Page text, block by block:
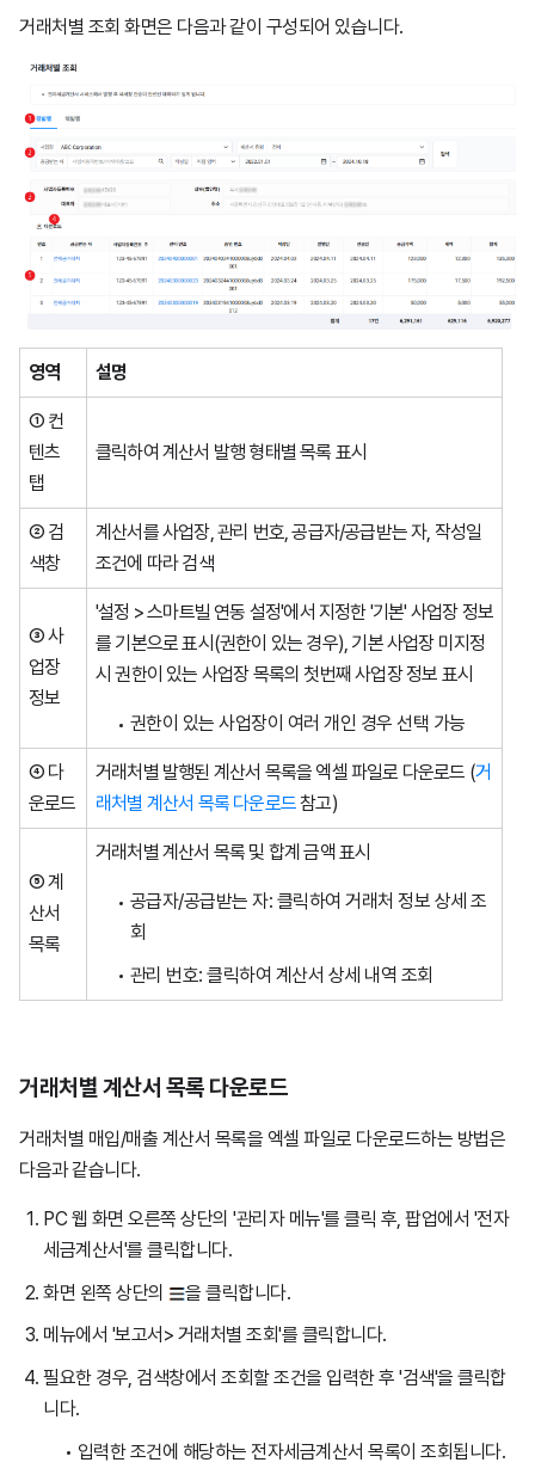
거래처별 조회 화면은 다음과 같이 구성되어 있습니다.
영역 설명
① 컨
텐츠
탭
클릭하여 계산서 발행 형태별 목록 표시
② 검
색창
계산서를 사업장, 관리 번호, 공급자/공급받는 자, 작성일
조건에 따라 검색
③ 사
업장
정보
'설정 > 스마트빌 연동 설정'에서 지정한 '기본' 사업장 정보
를 기본으로 표시(권한이 있는 경우), 기본 사업장 미지정
시 권한이 있는 사업장 목록의 첫번째 사업장 정보 표시
권한이 있는 사업장이 여러 개인 경우 선택 가능
④ 다
운로드
거래처별 발행된 계산서 목록을 엑셀 파일로 다운로드 (거
래처별 계산서 목록 다운로드참고)
⑤ 계
산서
목록
거래처별 계산서 목록 및 합계 금액 표시
공급자/공급받는 자: 클릭하여 거래처 정보 상세 조
회
관리 번호: 클릭하여 계산서 상세 내역 조회
거래처별 계산서 목록 다운로드
거래처별 매입/매출 계산서 목록을 엑셀 파일로 다운로드하는 방법은
다음과 같습니다.
PC 웹 화면 오른쪽 상단의 '관리자 메뉴'를 클릭 후, 팝업에서 '전자
세금계산서'를 클릭합니다.
화면 왼쪽 상단의
을 클릭합니다.
메뉴에서 '보고서> 거래처별 조회'를 클릭합니다.
필요한 경우, 검색창에서 조회할 조건을 입력한 후 '검색'을 클릭합
니다.
입력한 조건에 해당하는 전자세금계산서 목록이 조회됩니다.